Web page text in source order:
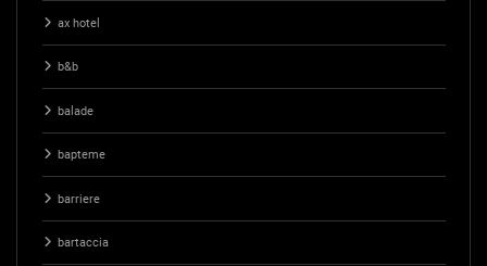
ax hotel
b&b
balade
bapteme
barriere
bartaccia